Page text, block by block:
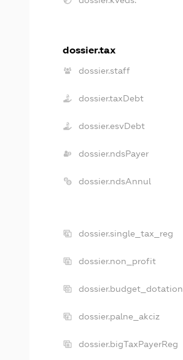
dossier.tax
dossier.staff
dossier.taxDebt
dossier.esvDebt
dossier.ndsPayer
dossier.ndsAnnul
dossier.single_tax_reg
dossier.non_profit
dossier.budget_dotation
dossier.palne_akciz
dossier.bigTaxPayerReg